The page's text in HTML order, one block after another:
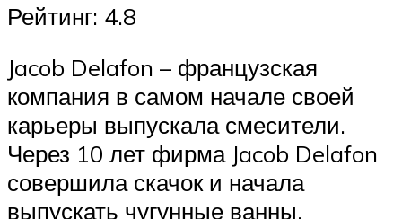
Рейтинг: 4.8
Jacob Delafon – французская
компания в самом начале своей
карьеры выпускала смесители.
Через 10 лет фирма Jacob Delafon
совершила скачок и начала
выпускать чугунные ванны,